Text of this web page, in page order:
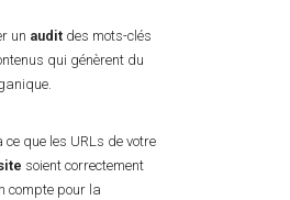
un audit des mots-clés
qui génèrent du
ce que les URLs de votre
soient correctement
compte pour la